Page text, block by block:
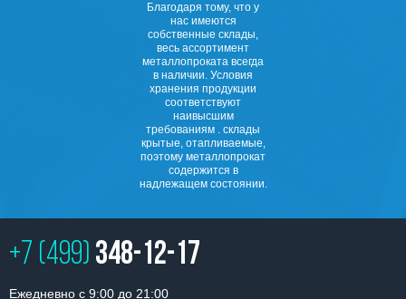
Благодаря тому, что у
нас имеются
собственные склады,
весь ассортимент
металлопроката всегда
в наличии. Условия
хранения продукции
соответствуют
наивысшим
требованиям . склады
крытые, отапливаемые,
поэтому металлопрокат
содержится в
надлежащем состоянии.
+7 (499) 348-12-17
Ежедневно с 9:00 до 21:00